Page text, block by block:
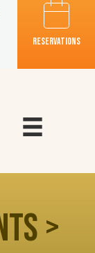
reservations
>